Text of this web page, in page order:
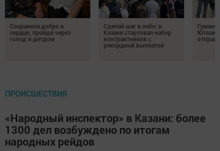
Сохранила добро в
сердце, пройдя через
голод и детдом
Сделай шаг в небо: в
Казани стартовал набор
контрактников с
рекордной выплатой
ПРОИСШЕСТВИЯ
«Народный инспектор» в Казани: более
1300 дел возбуждено по итогам
народных рейдов